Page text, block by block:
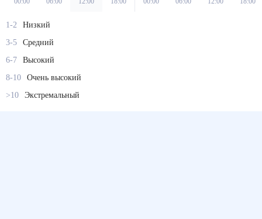
1-2
Низкий
3-5
Средний
6-7
Высокий
8-10
Очень высокий
>10
Экстремальный